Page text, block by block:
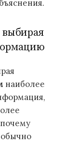
наиболее
обычно